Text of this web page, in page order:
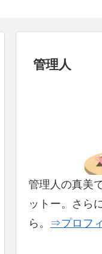
管理人
管理人の真美
ットー。さら
ら。 ⇒プロフ